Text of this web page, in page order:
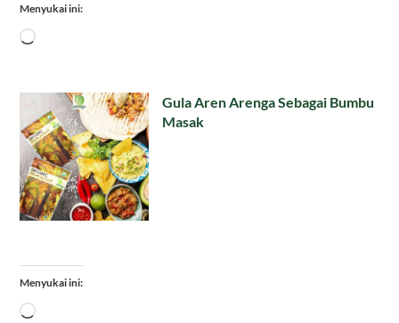
Menyukai ini:
Memuat...
Gula Aren Arenga Sebagai Bumbu
Masak
Menyukai ini:
Memuat...